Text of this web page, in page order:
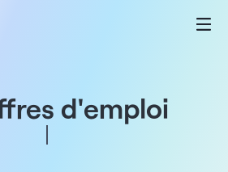
d'emploi